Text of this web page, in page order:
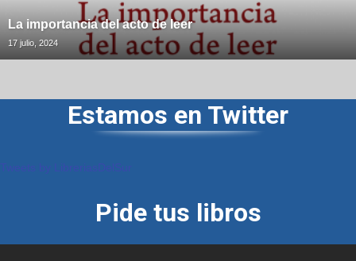
La importancia del acto de leer
17 julio, 2024
Estamos en Twitter
Pide tus libros